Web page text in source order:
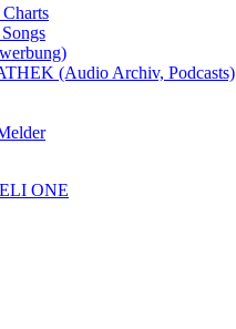
(Audio Archiv, Podcasts)
ONE